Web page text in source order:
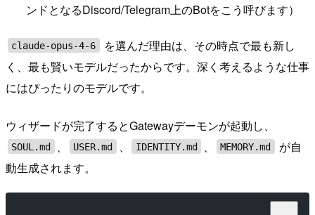
ンドとなるDiscord/Telegram上のBotをこう呼びます）
claude-opus-4-6
を選んだ理由は、その時点で最も新し
く、最も賢いモデルだったからです。深く考えるような仕事
にはぴったりのモデルです。
ウィザードが完了するとGatewayデーモンが起動し、
SOUL.md USER.md IDENTITY.md MEMORY.md
が自
動生成されます。